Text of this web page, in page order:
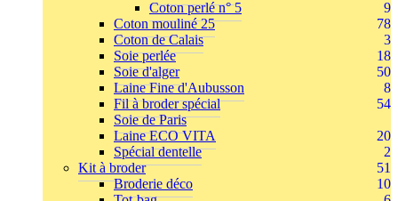
Coton perlé n° 5
9
Coton mouliné 25
78
Coton de Calais
3
Soie perlée
18
Soie d'alger
50
Laine Fine d'Aubusson
8
Fil à broder spécial
54
Soie de Paris
Laine ECO VITA
20
Spécial dentelle
2
Kit à broder
51
Broderie déco
10